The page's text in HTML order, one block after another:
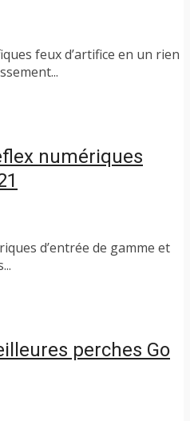
feux d’artifice en un rien
numériques
d’entrée de gamme et
perches Go